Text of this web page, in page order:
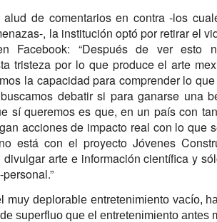
de comentarios en contra -los
, la institución optó por retirar el
Facebook: “Después de ver esto
tristeza por lo que produce el arte
la capacidad para comprender lo
debatir si para ganarse una
sí queremos es que, en un país con
acciones de impacto real con lo que
está con el proyecto Jóvenes
arte e información científica y
muy deplorable entretenimiento vacío,
superfluo que el entretenimiento antes
Experimental del
la dirección escénica
de Nadia
la obra: “Mujeres de
una obra de teatro
que reúne las voces
hijas y activistas que
los feminicidios
Ciudad Juárez,
agosto en Punto Escénico
en el Centro Cultural La Escalera
en Kokob
Tacones)
con Pueblos Mayas en riesgo de
Pueblos Mayas en riesgo de hambruna.